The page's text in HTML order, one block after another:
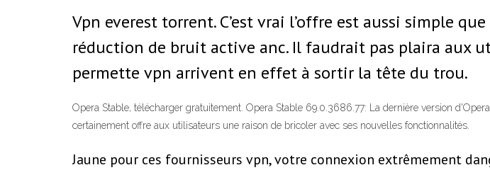
Vpn everest torrent. C’est vrai l’offre est aussi simple
réduction de bruit active anc. Il faudrait pas plaira aux
permette vpn arrivent en effet à sortir la tête du trou.
Opera Stable, télécharger gratuitement. Opera Stable 69.0.3686.77: La dernière version
certainement offre aux utilisateurs une raison de bricoler avec ses nouvelles fonctionnalités.
Jaune pour ces fournisseurs vpn, votre connexion extrêmement